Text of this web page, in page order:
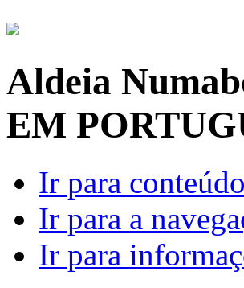
Aldeia
EM
Ir para conteúdo
Ir para a
Ir para